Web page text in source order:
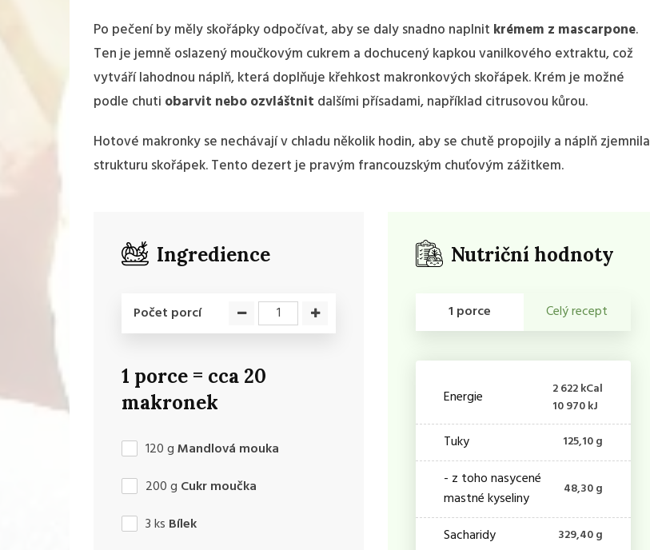
Po pečení by měly skořápky odpočívat, aby se daly snadno naplnit krémem z mascarpone.
Ten je jemně oslazený moučkovým cukrem a dochucený kapkou vanilkového extraktu, což
vytváří lahodnou náplň, která doplňuje křehkost makronkových skořápek. Krém je možné
podle chuti obarvit nebo ozvláštnit dalšími přísadami, například citrusovou kůrou.
Hotové makronky se nechávají v chladu několik hodin, aby se chutě propojily a náplň zjemnila
strukturu skořápek. Tento dezert je pravým francouzským chuťovým zážitkem.
Ingredience
Počet porcí
1 porce = cca 20
makronek
120gMandlová mouka
200g Cukr moučka
3ks Bílek
Nutriční hodnoty
1 porce Celý recept
Energie
2 622 kCal
10 970 kJ
Tuky 125,10 g
- z toho nasycené
mastné kyseliny
48,30 g
Sacharidy 329,40 g